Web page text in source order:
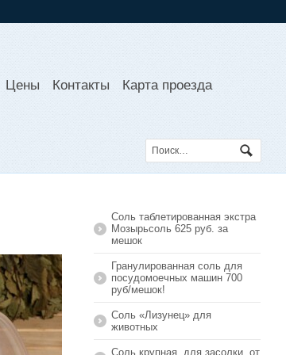
Цены Контакты Карта проезда
Соль таблетированная экстра
Мозырьсоль 625 руб. за
мешок
Гранулированная соль для
посудомоечных машин 700
руб/мешок!
Соль «Лизунец» для
животных
Соль крупная, для засолки, от